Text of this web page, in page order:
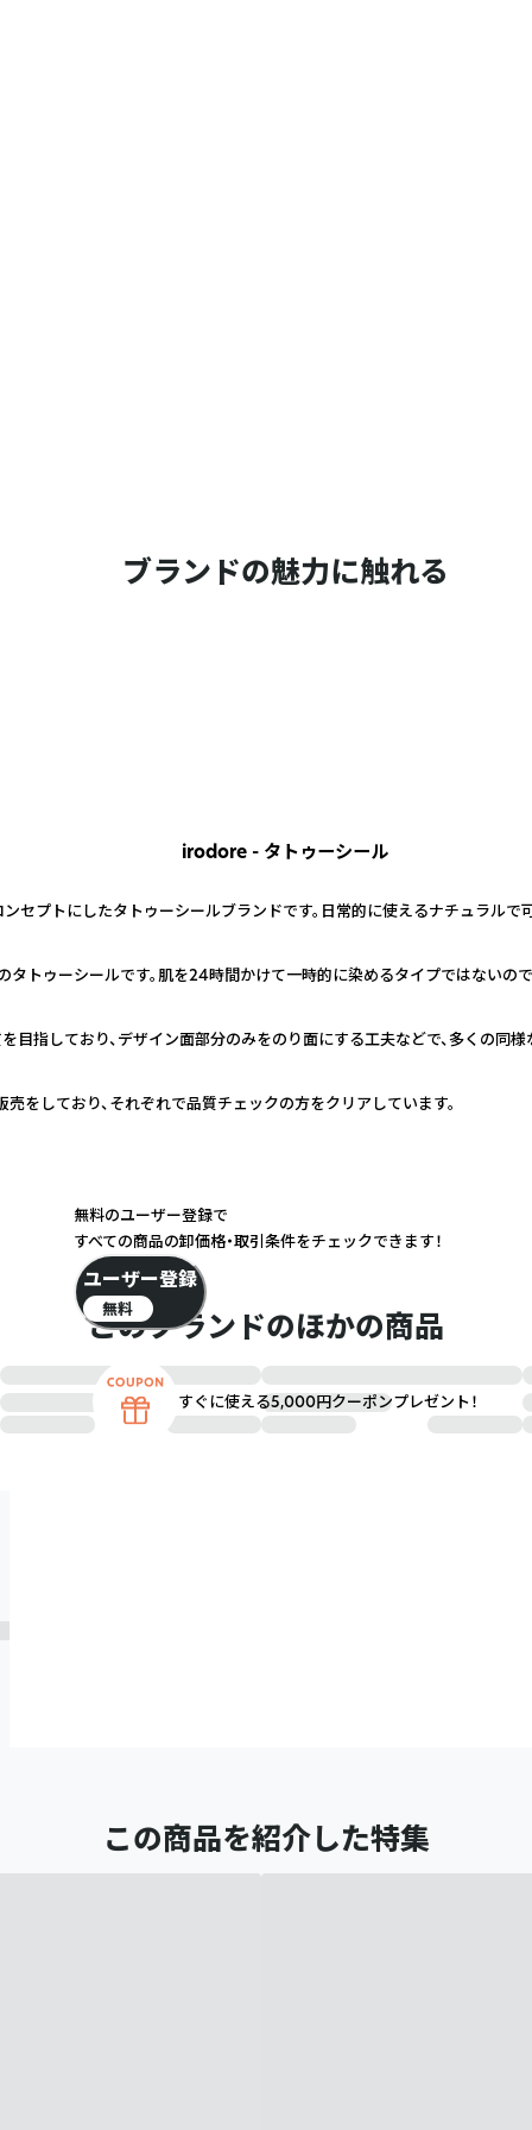
ブランドの魅力に触れる
irodore - タトゥーシール
セプトにしたタトゥーシールブランドです。日常的に使えるナチュラルで
トゥーシールです。肌を24時間かけて一時的に染めるタイプではないの
目指しており、デザイン面部分のみをのり面にする工夫などで、多くの同
をしており、それぞれで品質チェックの方をクリアしています。
このブランドのほかの商品
この商品を紹介した特集
無料のユーザー登録で
すべての商品の卸価格・取引条件をチェックできます！
ユーザー登録
無料
すぐに使える5,000円クーポンプレゼント！